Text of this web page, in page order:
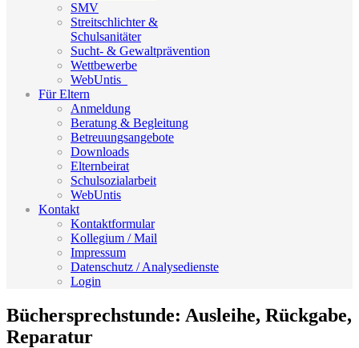
SMV
Streitschlichter &
Schulsanitäter
Sucht- & Gewaltprävention
Wettbewerbe
WebUntis_
Für Eltern
Anmeldung
Beratung & Begleitung
Betreuungsangebote
Downloads
Elternbeirat
Schulsozialarbeit
WebUntis
Kontakt
Kontaktformular
Kollegium / Mail
Impressum
Datenschutz / Analysedienste
Login
Büchersprechstunde: Ausleihe, Rückgabe,
Reparatur